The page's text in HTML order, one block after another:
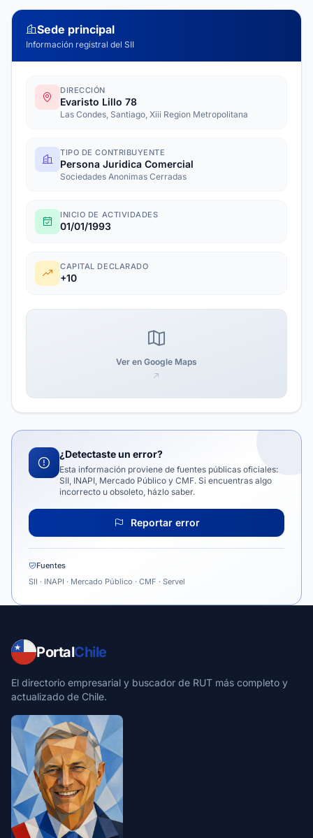
Sede principal
Información registral del SII
DIRECCIÓN
Evaristo Lillo 78
Las Condes, Santiago, Xiii Region Metropolitana
TIPO DE CONTRIBUYENTE
Persona Juridica Comercial
Sociedades Anonimas Cerradas
INICIO DE ACTIVIDADES
01/01/1993
CAPITAL DECLARADO
+10
Ver en Google Maps
¿Detectaste un error?
Esta información proviene de fuentes públicas oficiales:
SII, INAPI, Mercado Público y CMF. Si encuentras algo
incorrecto u obsoleto, házlo saber.
Reportar error
Fuentes
SII · INAPI · Mercado Público · CMF · Servel
PortalChile
El directorio empresarial y buscador de RUT más completo y
actualizado de Chile.